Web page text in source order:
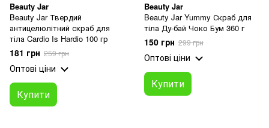
Beauty Jar
Beauty Jar Твердий
антицелюлітний скраб для
тіла Cardio Is Hardio 100 гр
181 грн 259 грн
Оптові ціни
Купити
Beauty Jar
Beauty Jar Yummy Скраб для
тіла Ду-бай Чоко Бум 360 г
150 грн 299 грн
Оптові ціни
Купити